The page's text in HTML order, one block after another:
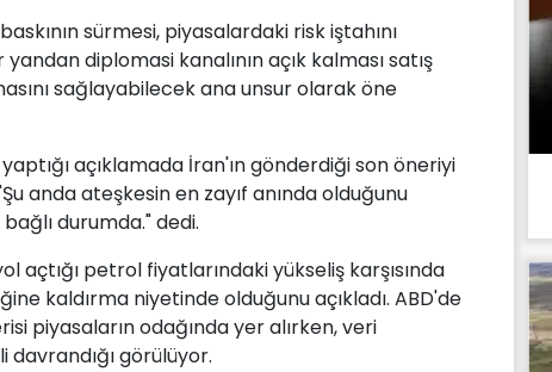
sürmesi, piyasalardaki risk iştahını
diplomasi kanalının açık kalması satış
sağlayabilecek ana unsur olarak öne
açıklamada İran'ın gönderdiği son öneriyi
anda ateşkesin en zayıf anında olduğunu
durumda." dedi.
açtığı petrol fiyatlarındaki yükseliş karşısında
kaldırma niyetinde olduğunu açıkladı. ABD'de
piyasaların odağında yer alırken, veri
davrandığı görülüyor.